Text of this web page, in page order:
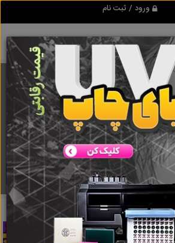
ورود / ثبت نام
برنامه اندروید ابزاریراق
ابزار و یراق آلات عمومی و صنعتی
دانلود